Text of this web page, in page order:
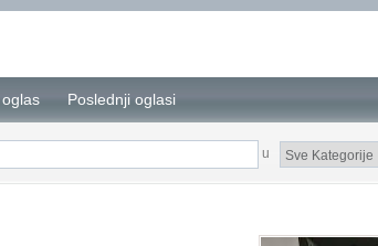
Poslednji oglasi
u